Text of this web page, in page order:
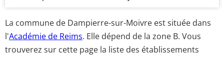
La commune de Dampierre-sur-Moivre est située dans
l'Académie de Reims. Elle dépend de la zone B. Vous
trouverez sur cette page la liste des établissements